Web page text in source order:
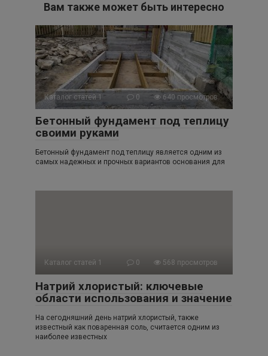
Вам также может быть интересно
Каталог статей 1 0 640 просмотров
Бетонный фундамент под теплицу
своими руками
Бетонный фундамент под теплицу является одним из
самых надежных и прочных вариантов основания для
Каталог статей 1 0 568 просмотров
Натрий хлористый: ключевые
области использования и значение
На сегодняшний день натрий хлористый, также
известный как поваренная соль, считается одним из
наиболее известных